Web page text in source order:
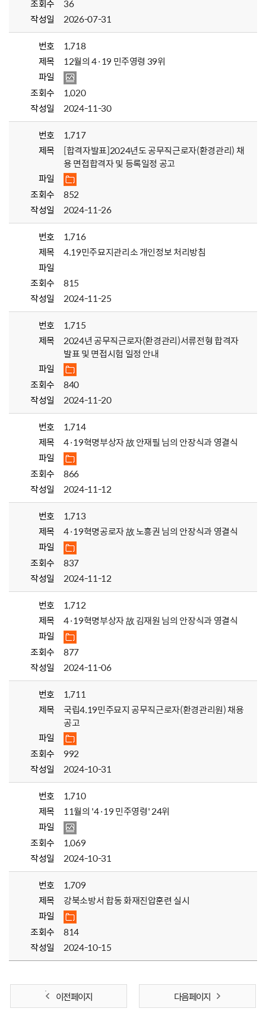
조회수
36
작성일
2026-07-31
번호
1,718
제목
12월의 4·19 민주영령 39위
파일
조회수
1,020
작성일
2024-11-30
번호
1,717
제목
[합격자발표]2024년도 공무직근로자(환경관리) 채
용 면접합격자 및 등록일정 공고
파일
조회수
852
작성일
2024-11-26
번호
1,716
제목
4.19민주묘지관리소 개인정보 처리방침
파일
조회수
815
작성일
2024-11-25
번호
1,715
제목
2024년 공무직근로자(환경관리)서류전형 합격자
발표 및 면접시험 일정 안내
파일
조회수
840
작성일
2024-11-20
번호
1,714
제목
4·19혁명부상자 故 안재필 님의 안장식과 영결식
파일
조회수
866
작성일
2024-11-12
번호
1,713
제목
4·19혁명공로자 故 노흥권 님의 안장식과 영결식
파일
조회수
837
작성일
2024-11-12
번호
1,712
제목
4·19혁명부상자 故 김재원 님의 안장식과 영결식
파일
조회수
877
작성일
2024-11-06
번호
1,711
제목
국립4.19민주묘지 공무직근로자(환경관리원) 채용
공고
파일
조회수
992
작성일
2024-10-31
번호
1,710
제목
11월의 '4·19 민주영령' 24위
파일
조회수
1,069
작성일
2024-10-31
번호
1,709
제목
강북소방서 합동 화재진압훈련 실시
파일
조회수
814
작성일
2024-10-15
이전 페이지 다음 페이지